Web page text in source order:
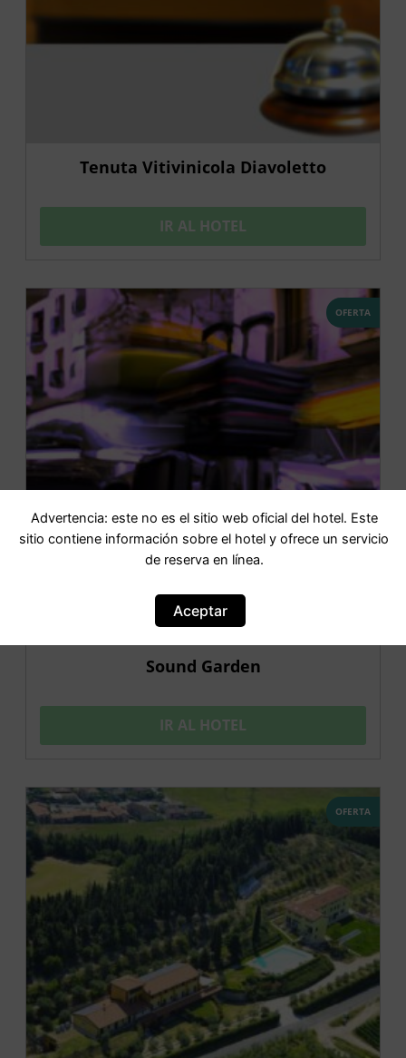
Tenuta Vitivinicola Diavoletto
IR AL HOTEL
OFERTA
Sound Garden
IR AL HOTEL
OFERTA
Advertencia: este no es el sitio web oficial del hotel. Este
sitio contiene información sobre el hotel y ofrece un servicio
de reserva en línea.
Aceptar